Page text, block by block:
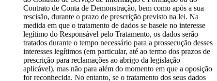
Contrato de Conta de Demonstração, bem como após a sua
rescisão, durante o prazo de prescrição previsto na lei. Na
medida em que o tratamento de dados se baseie no interesse
legítimo do Responsável pelo Tratamento, os dados serão
tratados durante o tempo necessário para a prossecução desses
interesses legítimos (em particular, até ao termo dos prazos de
prescrição para reclamações ao abrigo da legislação
aplicável), mas não para além do momento em que a oposição
for reconhecida. No entanto, se o tratamento dos seus dados